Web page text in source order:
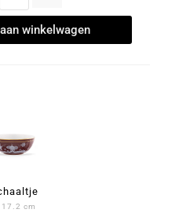
winkelwagen
cm